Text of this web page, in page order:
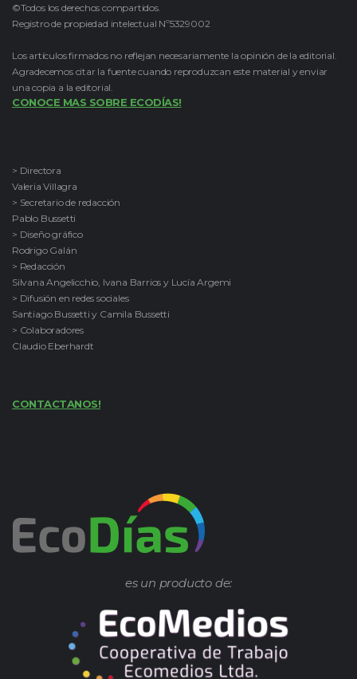
©Todos los derechos compartidos.
Registro de propiedad intelectual Nº5329002
Los artículos firmados no reflejan necesariamente la opinión de la editorial.
Agradecemos citar la fuente cuando reproduzcan este material y enviar
una copia a la editorial.
CONOCE MAS SOBRE ECODÍAS!
> Directora
Valeria Villagra
> Secretario de redacción
Pablo Bussetti
> Diseño gráfico
Rodrigo Galán
> Redacción
Silvana Angelicchio, Ivana Barrios y Lucía Argemi
> Difusión en redes sociales
Santiago Bussetti y Camila Bussetti
> Colaboradores
Claudio Eberhardt
CONTACTANOS!
es un producto de: